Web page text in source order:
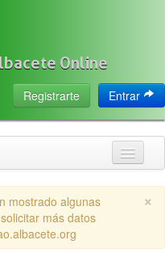
Online
Entrar
Registrarte
×
mostrado algunas
más datos